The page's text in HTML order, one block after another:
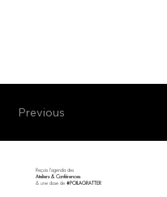
Previous
Reçois l'agenda des
Ateliers & Conférences
& une dose de#POILAGRATTER